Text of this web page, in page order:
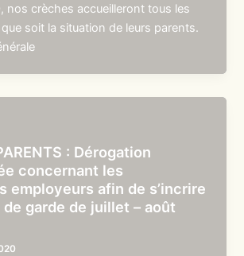
nos crèches accueilleront tous les
soit la situation de leurs parents.
: Dérogation
concernant les
employeurs afin de s’incrire
garde de juillet – août